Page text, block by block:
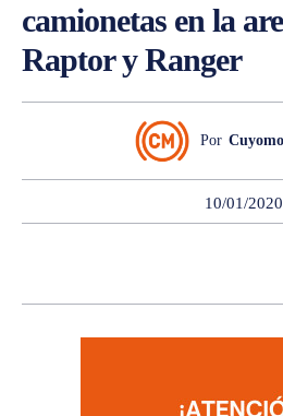
camionetas en la
Raptor y Ranger
Por
10/01/2020